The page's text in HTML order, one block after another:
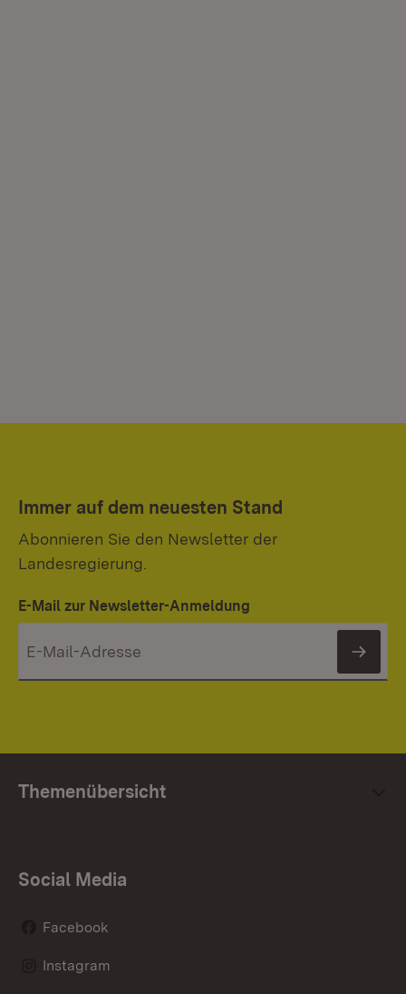
Immer auf dem neuesten Stand
Abonnieren Sie den Newsletter der
Landesregierung.
E-Mail zur Newsletter-Anmeldung
Themenübersicht
Social Media
Facebook
Instagram